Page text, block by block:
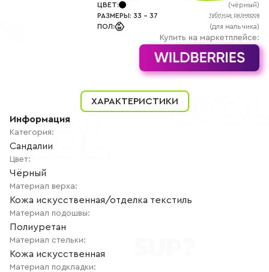
РЕГИСТРАЦИЯ
ЦВЕТ: (чёрный)
РАЗМЕРЫ: 33 - 37 таблица размеров
ПОЛ: (для мальчика)
Купить на маркетплейсе:
ХАРАКТЕРИСТИКИ
Информация
Категория:
Сандалии
Цвет:
Чёрный
Материал верха:
Кожа искусственная/отделка текстиль
Материал подошвы:
Полиуретан
Материал стельки:
Кожа искусственная
Материал подкладки: